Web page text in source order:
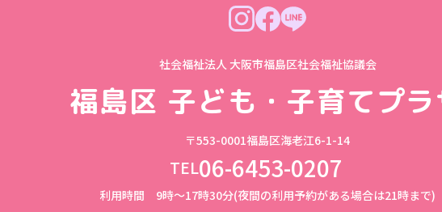
社会福祉法人 大阪市福島区社会福祉協議会
福島区 子ども・子育てプラ
〒553-0001福島区海老江6-1-14
TEL06-6453-0207
利用時間 9時～17時30分(夜間の利用予約がある場合は21時まで)